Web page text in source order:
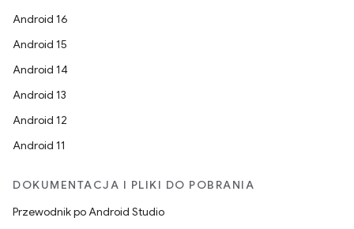
Android 16
Android 15
Android 14
Android 13
Android 12
Android 11
DOKUMENTACJA I PLIKI DO POBRANIA
Przewodnik po Android Studio